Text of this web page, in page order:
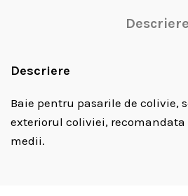
Descriere
Descriere
Baie pentru pasarile de colivie,
exteriorul coliviei,
medii.